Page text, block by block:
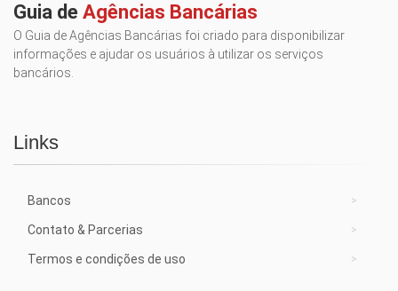
Guia de Agências Bancárias
O Guia de Agências Bancárias foi criado para disponibilizar
informações e ajudar os usuários à utilizar os serviços
bancários.
Links
Bancos
Contato & Parcerias
Termos e condições de uso